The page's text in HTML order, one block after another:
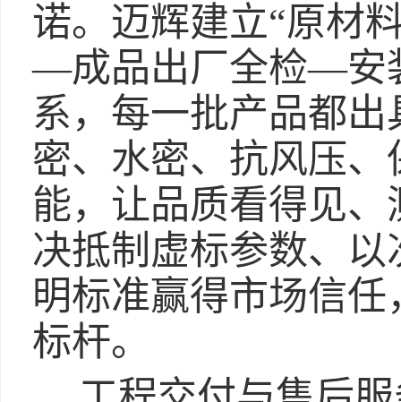
诺。迈辉建立“原材
—成品出厂全检—安
系，每一批产品都
密、水密、抗风压
能，让品质看得见
决抵制虚标参数、
明标准赢得市场信
标杆。